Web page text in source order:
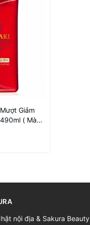
Giảm
( Màu
nội địa & Sakura Beauty